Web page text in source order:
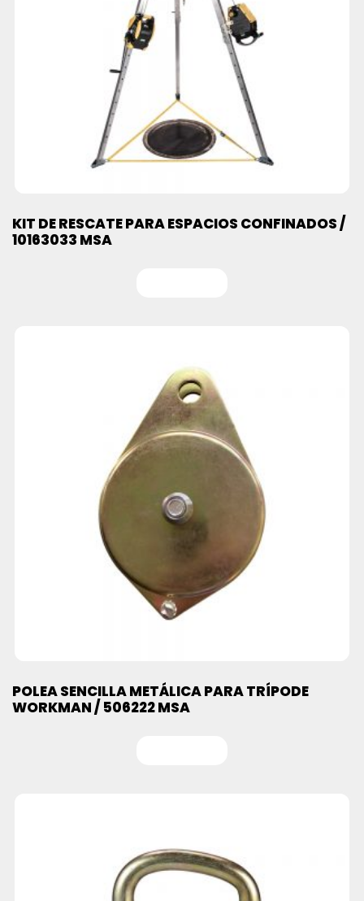
KIT DE RESCATE PARA ESPACIOS CONFINADOS /
10163033 MSA
POLEA SENCILLA METÁLICA PARA TRÍPODE
WORKMAN / 506222 MSA